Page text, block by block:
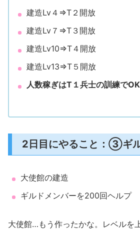
建造Lv４⇒T２開放
建造Lv７⇒T３開放
建造Lv10⇒T４開放
建造Lv13⇒T５開放
人数稼ぎはT１兵士の訓練でOK
2日目にやること：③ギ
大使館の建造
ギルドメンバーを200回ヘルプ
大使館…もう作ったかな。レベルを